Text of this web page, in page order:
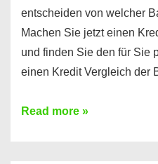
entscheiden von welcher
Machen Sie jetzt einen
und finden Sie den für Sie
einen Kredit Vergleich der
Sie
Read more »